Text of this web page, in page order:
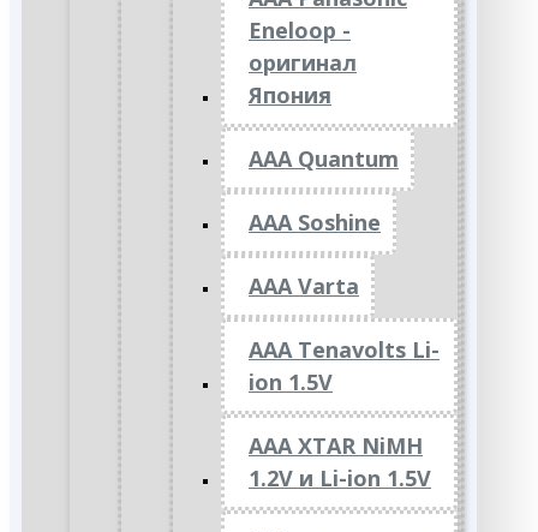
Eneloop -
оригинал
Япония
AAA Quantum
AAA Soshine
AAA Varta
AAA Tenavolts Li-
ion 1.5V
AAA XTAR NiMH
1.2V и Li-ion 1.5V